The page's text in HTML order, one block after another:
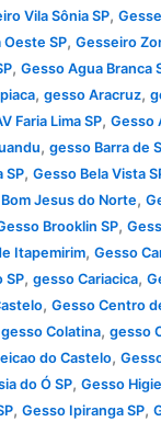
Vila Sônia SP,
SP,Gesseiro
,Gesso Agua Branca
,gesso Aracruz,
Faria Lima SP,Gesso
,gesso Barra de
SP,Gesso Bela Vista
Jesus do Norte,
Brooklin SP,
Itapemirim,Gesso
SP,gesso Cariacica,
,Gesso Centro
gesso Colatina,gesso
do Castelo,
do Ó SP,Gesso
,Gesso Ipiranga SP,